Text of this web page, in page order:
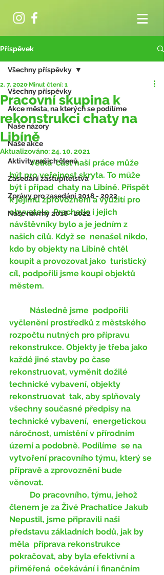
Příspěvek
Všechny příspěvky
Akce města, na kterých se podílíme
Naše názory
Naše akce
Aktivity našich členů
Zasedání zastupitelstva
Zprávy pro zasedání 2018 - 2022
Naše návrhy 2018 - 2022
Všechny příspěvky
Pracovní skupina k
rekonstrukci chaty na
Libíně
2. 7. 2020 Minut čtení: 1
Aktualizováno:24. 10. 2021
	Velká  část naší práce může
být pro veřejnost skryta. To může
být i případ  chaty na Libíně. Přispět
k jejímu zprovoznění a využití pro
obyvatele  Prachatic i jejich
návštěvníky bylo a je jedním z
našich cílů. Když se  nenašel nikdo,
kdo by objekty na Libíně chtěl
koupit a provozovat jako  turistický
cíl, podpořili jsme koupi objektů
městem.
vyčlenění prostředků z městského
rozpočtu nutných pro přípravu
rekonstrukce. Objekty je třeba jako
každé jiné stavby po čase
rekonstruovat, vyměnit dožilé
technické vybavení, objekty
rekonstruovat  tak, aby splňovaly
všechny současné předpisy na
technické vybavení,  energetickou
náročnost, umístění v přírodním
území a podobně. Podílíme  se na
vytvoření pracovního týmu, který se
přípravě a zprovoznění bude
věnovat.
členem je za Živé Prachatice Jakub
Nepustil, jsme připravili naši
představu základních bodů, jak by
měla  příprava rekonstrukce
pokračovat, aby byla efektivní a
přiměřená  očekávání i finančním